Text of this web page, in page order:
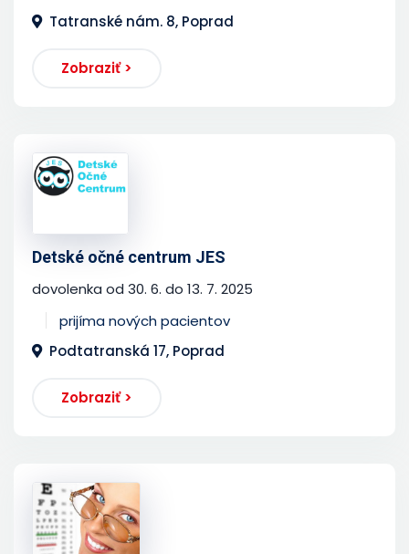
Tatranské nám. 8, Poprad
Zobraziť >
Detské očné centrum JES
dovolenka od 30. 6. do 13. 7. 2025
prijíma nových pacientov
Podtatranská 17, Poprad
Zobraziť >